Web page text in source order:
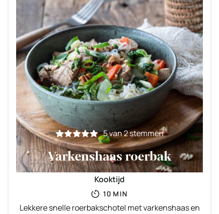
5van2stemmen
Varkenshaas roerbak
Kooktijd
10 MINUTEN
MIN
Lekkere snelle roerbakschotel met varkenshaas en